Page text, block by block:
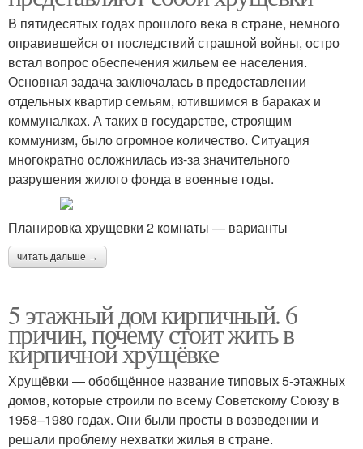
В пятидесятых годах прошлого века в стране, немного
оправившейся от последствий страшной войны, остро
встал вопрос обеспечения жильем ее населения.
Основная задача заключалась в предоставлении
отдельных квартир семьям, ютившимся в бараках и
коммуналках. А таких в государстве, строящим
коммунизм, было огромное количество. Ситуация
многократно осложнилась из-за значительного
разрушения жилого фонда в военные годы.
Планировка хрущевки 2 комнаты — варианты
читать дальше →
5 этажный дом кирпичный. 6
причин, почему стоит жить в
кирпичной хрущёвке
Хрущёвки — обобщённое название типовых 5-этажных
домов, которые строили по всему Советскому Союзу в
1958–1980 годах. Они были просты в возведении и
решали проблему нехватки жилья в стране.